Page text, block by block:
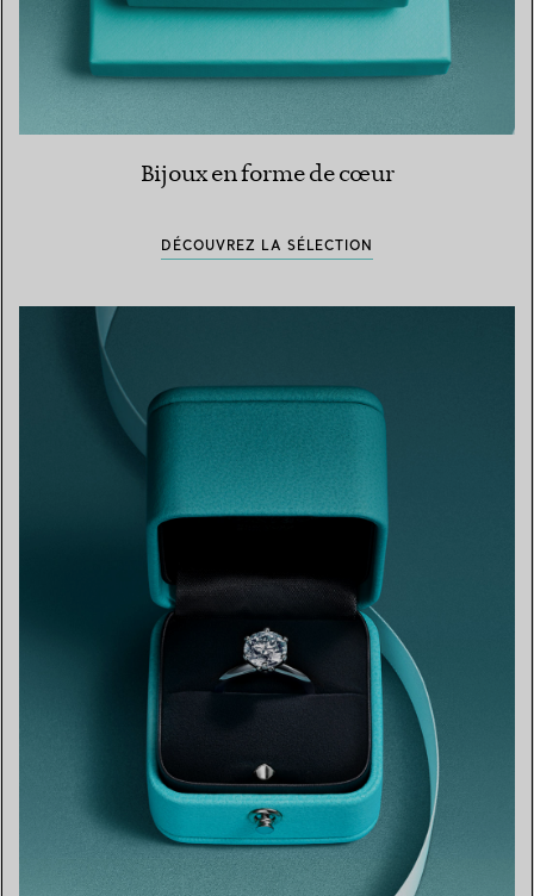
Bijoux en forme de cœur
DÉCOUVREZ LA SÉLECTION